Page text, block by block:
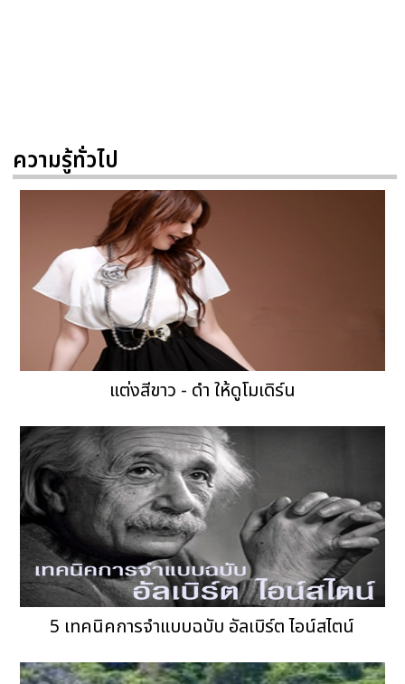
ความรู้ทั่วไป
แต่งสีขาว - ดำ ให้ดูโมเดิร์น
5 เทคนิคการจำแบบฉบับ อัลเบิร์ต ไอน์สไตน์